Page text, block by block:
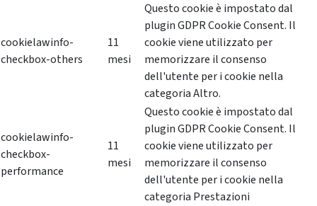
cookielawinfo-
checkbox-others
11
mesi
Questo cookie è impostato dal
plugin GDPR Cookie Consent. Il
cookie viene utilizzato per
memorizzare il consenso
dell'utente per i cookie nella
categoria Altro.
cookielawinfo-
checkbox-
performance
11
mesi
Questo cookie è impostato dal
plugin GDPR Cookie Consent. Il
cookie viene utilizzato per
memorizzare il consenso
dell'utente per i cookie nella
categoria Prestazioni